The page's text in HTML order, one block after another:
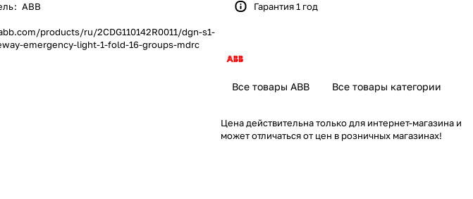
: ABB
products/ru/2CDG110142R0011/dgn-s1-
emergency-light-1-fold-16-groups-mdrc
Гарантия 1 год
Все товары ABB Все товары категории
Цена действительна только для интернет-магазина и
может отличаться от цен в розничных магазинах!